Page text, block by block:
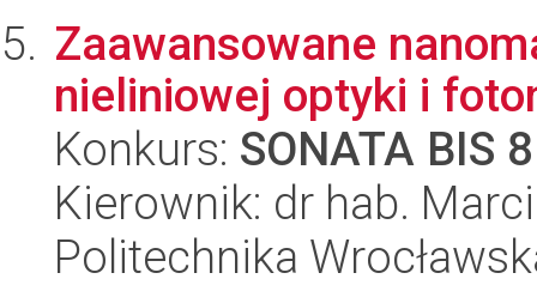
Zaawansowane
nieliniowej optyki i
Konkurs: SONATA BIS 8
Kierownik: dr hab.
Politechnika